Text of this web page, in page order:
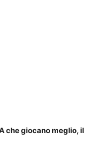
che giocano meglio, il